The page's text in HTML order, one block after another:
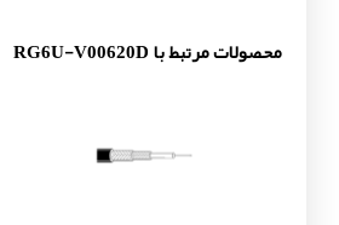
محصولات مرتبط با RG6U-V00620D